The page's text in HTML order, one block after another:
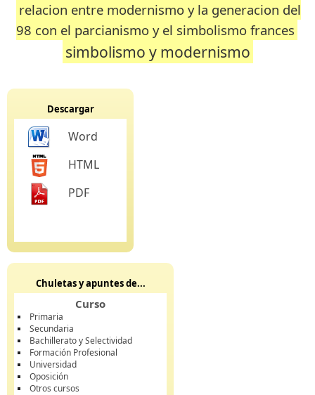
relacion entre modernismo y la generacion del
98 con el parcianismo y el simbolismo frances
simbolismo y modernismo
Descargar
Word
HTML
PDF
Chuletas y apuntes de...
Curso
Primaria
Secundaria
Bachillerato y Selectividad
Formación Profesional
Universidad
Oposición
Otros cursos